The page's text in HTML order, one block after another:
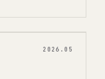
2026.05